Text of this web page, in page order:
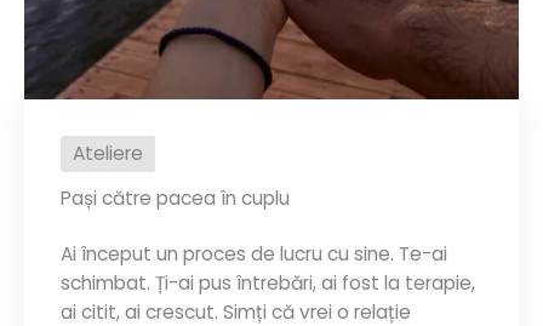
Ateliere
Pași către pacea în cuplu
Ai început un proces de lucru cu sine. Te-ai
schimbat. Ți-ai pus întrebări, ai fost la terapie,
ai citit, ai crescut. Simți că vrei o relație